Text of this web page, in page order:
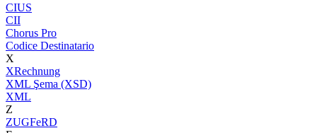
CIUS
CII
Chorus Pro
Codice Destinatario
X
XRechnung
XML Şema (XSD)
XML
Z
ZUGFeRD